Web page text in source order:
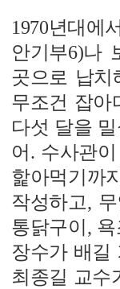
1970년대에
안기부6)나
곳으로 납치
무조건 잡아
다섯 달을
어. 수사관
핥아먹기까
작성하고,
통닭구이,
장수가 배길
최종길 교수